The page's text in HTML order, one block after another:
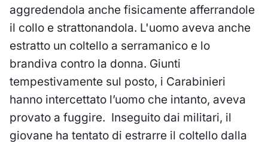
aggredendola anche fisicamente afferrandole
il collo e strattonandola. L'uomo aveva anche
estratto un coltello a serramanico e lo
brandiva contro la donna. Giunti
tempestivamente sul posto, i Carabinieri
hanno intercettato l’uomo che intanto, aveva
provato a fuggire. Inseguito dai militari, il
giovane ha tentato di estrarre il coltello dalla